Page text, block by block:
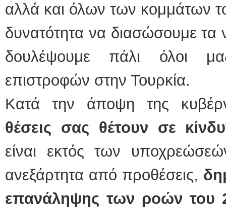
αλλά και όλων των κομμάτων
δυνατότητα να διασώσουμε τα
δουλέψουμε πάλι όλοι
επιστροφών στην Τουρκία.
Κατά την άποψη της
θέσεις σας θέτουν σε
είναι εκτός των
ανεξάρτητα από προθέσεις,
επανάληψης των ροών του